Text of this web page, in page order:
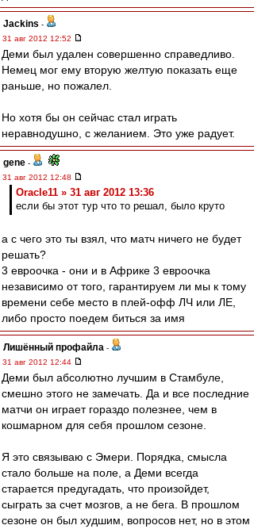
Jackins -
31 авг 2012 12:52
Деми был удален совершенно справедливо.
Немец мог ему вторую желтую показать еще
раньше, но пожалел.
Но хотя бы он сейчас стал играть
неравнодушно, с желанием. Это уже радует.
gene -
31 авг 2012 12:48
Oracle11 » 31 авг 2012 13:36
если бы этот тур что то решал, было круто
а с чего это ты взял, что матч ничего не будет
решать?
3 евроочка - они и в Африке 3 евроочка
независимо от того, гарантируем ли мы к тому
времени себе место в плей-офф ЛЧ или ЛЕ,
либо просто поедем биться за имя
Лишённый профайла -
31 авг 2012 12:44
Деми был абсолютно лучшим в Стамбуле,
смешно этого не замечать. Да и все последние
матчи он играет гораздо полезнее, чем в
кошмарном для себя прошлом сезоне.
Я это связываю с Эмери. Порядка, смысла
стало больше на поле, а Деми всегда
старается предугадать, что произойдет,
сыграть за счет мозгов, а не бега. В прошлом
сезоне он был худшим, вопросов нет, но в этом